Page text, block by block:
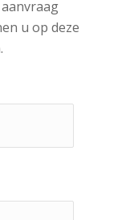
u op deze